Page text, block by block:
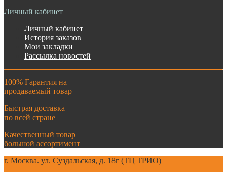
Личный кабинет
Личный кабинет
История заказов
Мои закладки
Рассылка новостей
100% Гарантия на
продаваемый товар
Быстрая доставка
по всей стране
Качественный товар
большой ассортимент
г. Москва. ул. Суздальская, д. 18г (ТЦ ТРИО)